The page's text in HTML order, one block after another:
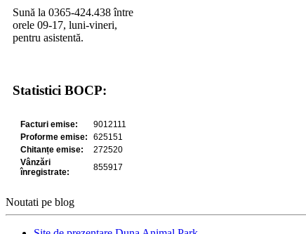
Sună la 0365-424.438 între
orele 09-17, luni-vineri,
pentru asistentă.
Statistici BOCP:
Noutati pe blog